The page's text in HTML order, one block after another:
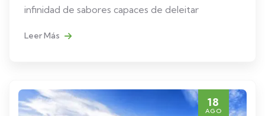
infinidad de sabores capaces de deleitar
Leer Más
18
AGO